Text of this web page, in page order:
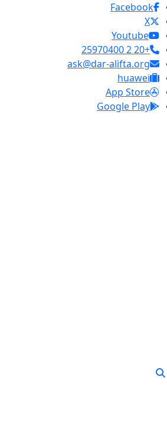
Facebook
X
Youtube
+20 2 25970400
ask@dar-alifta.org
huawei
App Store
Google Play